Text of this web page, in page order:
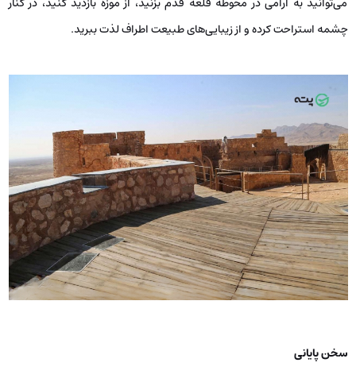
چشمه استراحت کرده و از زیبایی‌های طبیعت اطراف لذت ببرید.
سخن پایانی